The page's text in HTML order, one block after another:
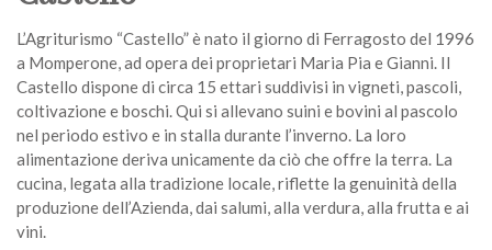
L’Agriturismo “Castello” è nato il giorno di Ferragosto del 1996
a Momperone, ad opera dei proprietari Maria Pia e Gianni. Il
Castello dispone di circa 15 ettari suddivisi in vigneti, pascoli,
coltivazione e boschi. Qui si allevano suini e bovini al pascolo
nel periodo estivo e in stalla durante l’inverno. La loro
alimentazione deriva unicamente da ciò che offre la terra. La
cucina, legata alla tradizione locale, riflette la genuinità della
produzione dell’Azienda, dai salumi, alla verdura, alla frutta e ai
vini.